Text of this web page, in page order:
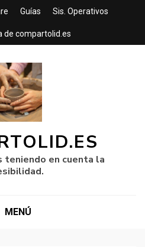
Guías Sis. Operativos
de compartolid.es
teniendo en cuenta la
MENÚ